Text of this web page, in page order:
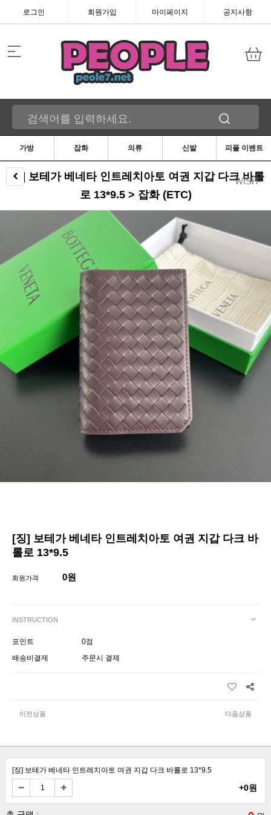
로그인 회원가입 마이페이지 공지사항
가방 잡화 의류 신발 피플 이벤트
[징] 보테가 베네타 인트레치아토 여권 지갑 다크 바롤
로 13*9.5 > 잡화 (ETC)
[징] 보테가 베네타 인트레치아토 여권 지갑 다크 바
롤로 13*9.5
회원가격 0원
INSTRUCTION
포인트
0점
배송비결제
주문시 결제
이전상품 다음상품
[징] 보테가 베네타 인트레치아토 여권 지갑 다크 바롤로 13*9.5
+0원
WISH